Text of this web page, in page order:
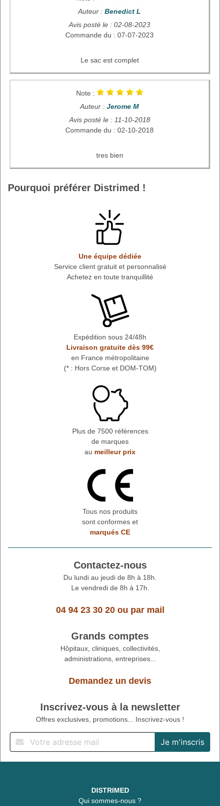
Auteur : Benedict L
Avis posté le : 02-08-2023
Commande du : 07-07-2023
Le sac est complet
Note :
Auteur : Jerome M
Avis posté le : 11-10-2018
Commande du : 02-10-2018
tres bien
Pourquoi préférer Distrimed !
Une équipe dédiée
Service client gratuit et personnalisé
Achetez en toute tranquillité
Expédition sous 24/48h
Livraison gratuite dès 99€
en France métropolitaine
(* : Hors Corse et DOM-TOM)
Plus de 7500 références
de marques
au meilleur prix
Tous nos produits
sont conformes et
marqués CE
Contactez-nous
Du lundi au jeudi de 8h à 18h.
Le vendredi de 8h à 17h.
04 94 23 30 20ou par mail
Grands comptes
Hôpitaux, cliniques, collectivités,
administrations, entreprises...
Demandez un devis
Inscrivez-vous à la newsletter
Offres exclusives, promotions... Inscrivez-vous !
DISTRIMED
Qui sommes-nous ?